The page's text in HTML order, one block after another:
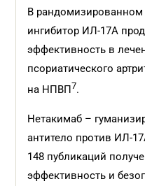
В
ингибитор ИЛ-17А
эффективность в
псориатического
на НПВП7.
Нетакимаб –
антитело против ИЛ-
148 публикаций
эффективность и